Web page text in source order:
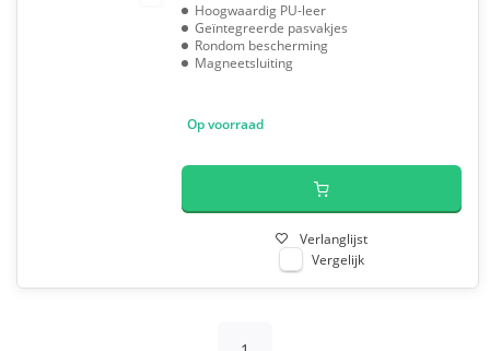
Hoogwaardig PU-leer
Geïntegreerde pasvakjes
Rondom bescherming
Magneetsluiting
Op voorraad
Verlanglijst
Vergelijk